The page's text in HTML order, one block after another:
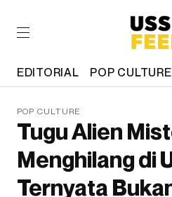
EDITORIAL POP CULTURE
POP CULTURE
Tugu Alien
Menghilang di
Ternyata